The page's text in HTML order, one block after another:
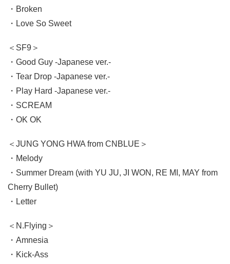
・Broken
・Love So Sweet
＜SF9＞
・Good Guy -Japanese ver.-
・Tear Drop -Japanese ver.-
・Play Hard -Japanese ver.-
・SCREAM
・OK OK
＜JUNG YONG HWA from CNBLUE＞
・Melody
・Summer Dream (with YU JU, JI WON, RE MI, MAY from
Cherry Bullet)
・Letter
＜N.Flying＞
・Amnesia
・Kick-Ass